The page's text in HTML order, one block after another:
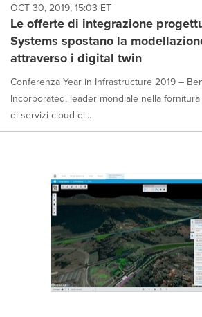
OCT 30, 2019, 15:03 ET
Le offerte di integrazione
Systems spostano la
attraverso i digital twin
Conferenza Year in Infrastructure 2019 –
Incorporated, leader mondiale nella
di servizi cloud di...